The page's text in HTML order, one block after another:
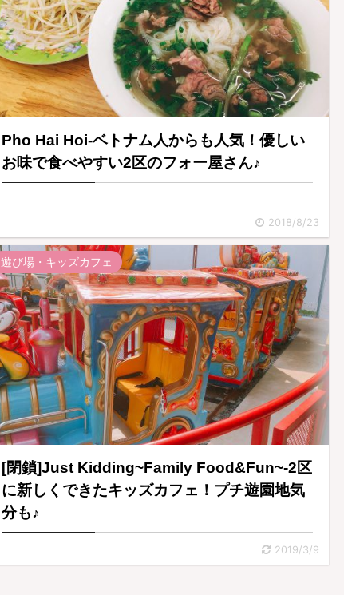
Pho Hai Hoi-ベトナム人からも人気！優しい
お味で食べやすい2区のフォー屋さん♪
2018/8/23
遊び場・キッズカフェ
[閉鎖]Just Kidding~Family Food&Fun~-2区
に新しくできたキッズカフェ！プチ遊園地気
分も♪
2019/3/9